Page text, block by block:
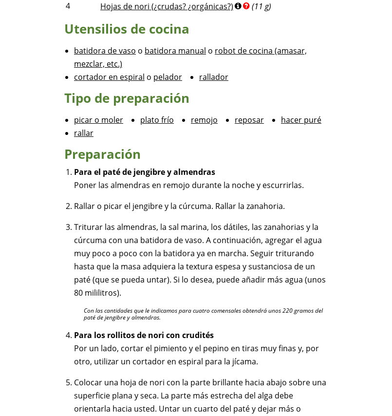
4
Hojas de nori (¿crudas? ¿orgánicas?) (11 g)
Utensilios de cocina
batidora de vaso o batidora manual o robot de cocina (amasar,
mezclar, etc.)
cortador en espiral o pelador rallador
Tipo de preparación
picar o moler plato frío remojo reposar
hacer puré
rallar
Preparación
Para el paté de jengibre y almendras
Poner las almendras en remojo durante la noche y escurrirlas.
Rallar o picar el jengibre y la cúrcuma. Rallar la zanahoria.
Triturar las almendras, la sal marina, los dátiles, las zanahorias y la
cúrcuma con una batidora de vaso. A continuación, agregar el agua
muy poco a poco con la batidora ya en marcha. Seguir triturando
hasta que la masa adquiera la textura espesa y sustanciosa de un
paté (que se pueda untar). Si lo desea, puede añadir más agua (unos
80 mililitros).
Con las cantidades que le indicamos para cuatro comensales obtendrá unos 220 gramos del
paté de jengibre y almendras.
Para los rollitos de nori con crudités
Por un lado, cortar el pimiento y el pepino en tiras muy finas y, por
otro, utilizar un cortador en espiral para la jícama.
Colocar una hoja de nori con la parte brillante hacia abajo sobre una
superficie plana y seca. La parte más estrecha del alga debe
orientarla hacia usted. Untar un cuarto del paté y dejar más o